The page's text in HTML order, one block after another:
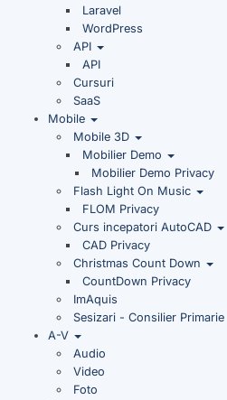
Laravel
WordPress
API
API
Cursuri
SaaS
Mobile
Mobile 3D
Mobilier Demo
Mobilier Demo Privacy
Flash Light On Music
FLOM Privacy
Curs incepatori AutoCAD
CAD Privacy
Christmas Count Down
CountDown Privacy
ImAquis
Sesizari - Consilier Primarie
A-V
Audio
Video
Foto